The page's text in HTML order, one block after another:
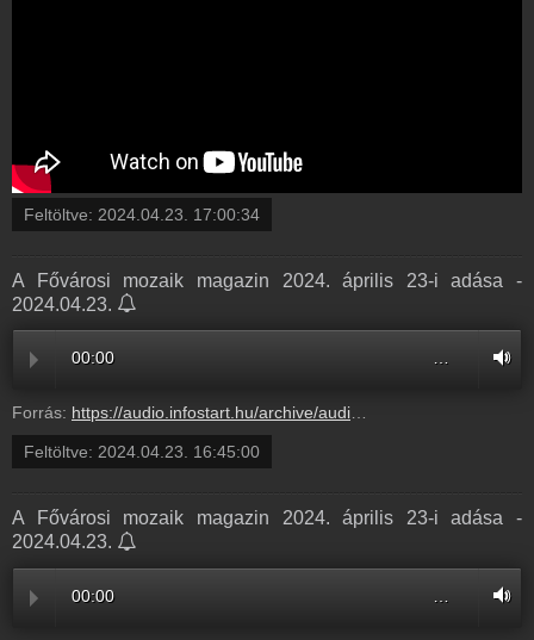
Feltöltve: 2024.04.23. 17:00:34
A Fővárosi mozaik magazin 2024. április 23-i adása -
2024.04.23.
00:00 …
Forrás: https://audio.infostart.hu/archive/audio/2DA5B/2DA5BBDC.mp3
Feltöltve: 2024.04.23. 16:45:00
A Fővárosi mozaik magazin 2024. április 23-i adása -
2024.04.23.
00:00